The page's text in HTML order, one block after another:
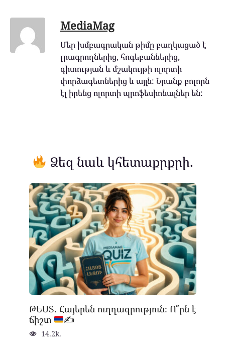
MediaMag
Մեր խմբագրական թիմը բաղկացած է
լրագրողներից, հոգեբաններից,
գիտության և մշակույթի ոլորտի
փորձագետներից և այլն: Նրանք բոլորն
էլ իրենց ոլորտի պրոֆեսիոնալներ են:
Ձեզ նաև կհետաքրքրի.
ԹԵՍՏ. Հայերեն ուղղագրություն։ Ո՞րն է
ճիշտ
✍
14.2k.